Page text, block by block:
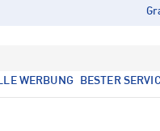
WERBUNG BESTER